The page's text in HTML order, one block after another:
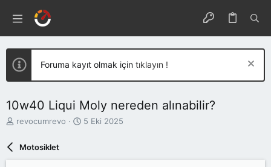
Foruma kayıt olmak için tıklayın !
10w40 Liqui Moly nereden alınabilir?
K
n
u
revocumrevo
B
5 Eki 2025
Motosiklet